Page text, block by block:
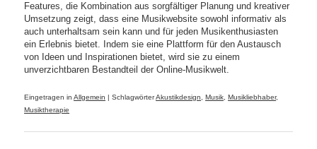
Features, die Kombination aus sorgfältiger Planung und kreativer
Umsetzung zeigt, dass eine Musikwebsite sowohl informativ als
auch unterhaltsam sein kann und für jeden Musikenthusiasten
ein Erlebnis bietet. Indem sie eine Plattform für den Austausch
von Ideen und Inspirationen bietet, wird sie zu einem
unverzichtbaren Bestandteil der Online-Musikwelt.
Eingetragen in Allgemein |SchlagwörterAkustikdesign,Musik,Musikliebhaber,
Musiktherapie